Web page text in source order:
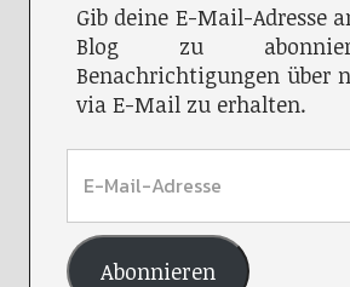
Gib deine E-Mail-Adresse
Blog zu
Benachrichtigungen über
via E-Mail zu erhalten.
Abonnieren